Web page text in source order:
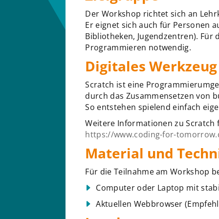
Der Workshop richtet sich an
Er eignet sich auch für Personen
Bibliotheken, Jugendzentren).
Programmieren notwendig.
Digitales Werkzeug
Scratch ist eine
durch das Zusammensetzen von
So entstehen spielend einfach
Weitere Informationen zu
https://www.coding-for-
Material und
Für die Teilnahme am Workshop
Computer oder Laptop mit
Aktuellen Webbrowser